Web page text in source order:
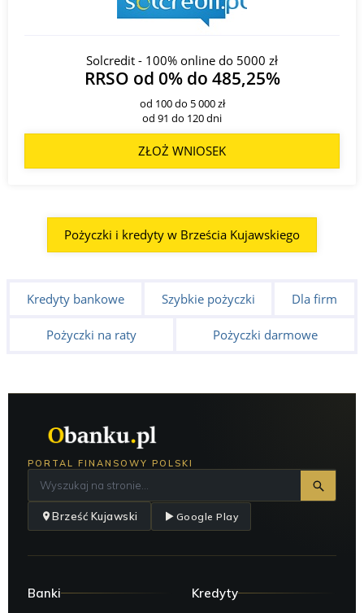
Solcredit - 100% online do 5000 zł
RRSO od 0% do 485,25%
od 100 do 5 000 zł
od 91 do 120 dni
ZŁOŻ WNIOSEK
Pożyczki i kredyty w Brześcia Kujawskiego
Kredyty bankowe Szybkie pożyczki Dla firm
Pożyczki na raty Pożyczki darmowe
PORTAL FINANSOWY POLSKI
Brześć Kujawski Google Play
Banki Kredyty